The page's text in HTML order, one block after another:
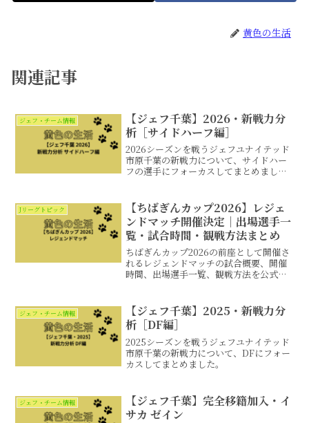
黄色の生活
関連記事
ジェフ・チーム情報
【ジェフ千葉】2026・新戦力分
析［サイドハーフ編］
2026シーズンを戦うジェフユナイテッド
市原千葉の新戦力について、サイドハー
フの選手にフォーカスしてまとめまし
Jリーグトピック
【ちばぎんカップ2026】レジェ
ンドマッチ開催決定｜出場選手一
覧・試合時間・観戦方法まとめ
ちばぎんカップ2026の前座として開催さ
れるレジェンドマッチの試合概要、開催
時間、出場選手一覧、観戦方法を公式情
ジェフ・チーム情報
【ジェフ千葉】2025・新戦力分
析［DF編］
2025シーズンを戦うジェフユナイテッド
市原千葉の新戦力について、DFにフォー
カスしてまとめました。
ジェフ・チーム情報
【ジェフ千葉】完全移籍加入・イ
サカ ゼイン